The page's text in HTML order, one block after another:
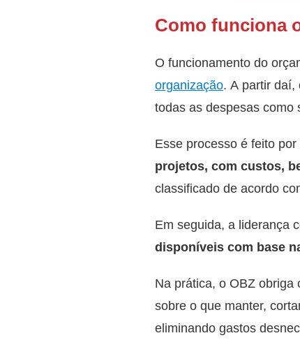
Como funciona
O funcionamento do
organização. A partir daí,
todas as despesas como
Esse processo é feito
projetos, com custos,
classificado de acordo
Em seguida, a liderança
disponíveis com base
Na prática, o OBZ
sobre o que manter,
eliminando gastos